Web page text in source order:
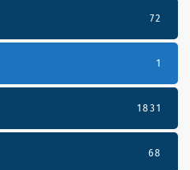
72
1
1831
68